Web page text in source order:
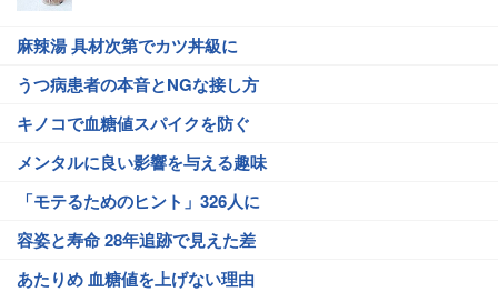
麻辣湯 具材次第でカツ丼級に
うつ病患者の本音とNGな接し方
キノコで血糖値スパイクを防ぐ
メンタルに良い影響を与える趣味
「モテるためのヒント」326人に
容姿と寿命 28年追跡で見えた差
あたりめ 血糖値を上げない理由